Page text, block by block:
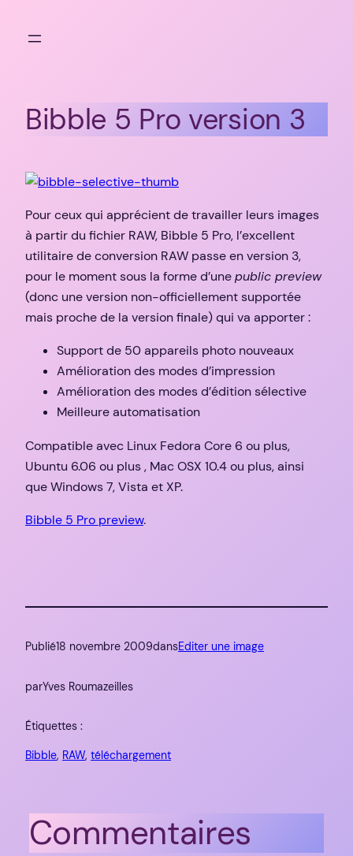
Bibble 5 Pro version 3
Pour ceux qui apprécient de travailler leurs images
à partir du fichier RAW, Bibble 5 Pro, l’excellent
utilitaire de conversion RAW passe en version 3,
pour le moment sous la forme d’unepublic preview
(donc une version non-officiellement supportée
mais proche de la version finale) qui va apporter :
Support de 50 appareils photo nouveaux
Amélioration des modes d’impression
Amélioration des modes d’édition sélective
Meilleure automatisation
Compatible avec Linux Fedora Core 6 ou plus,
Ubuntu 6.06 ou plus , Mac OSX 10.4 ou plus, ainsi
que Windows 7, Vista et XP.
Bibble 5 Pro preview.
Publié18 novembre 2009dansEditer une image
parYves Roumazeilles
Étiquettes :
Bibble, RAW, téléchargement
Commentaires